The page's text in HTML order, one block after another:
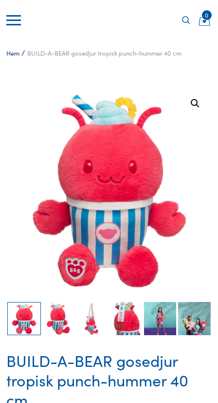
0
Hem / BUILD-A-BEAR gosedjur tropisk punch-hummer 40 cm
BUILD-A-BEAR gosedjur
tropisk punch-hummer 40